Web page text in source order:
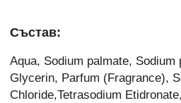
Състав:
Aqua, Sodium palmate, Sodium
Glycerin, Parfum (Fragrance),
Chloride,Tetrasodium